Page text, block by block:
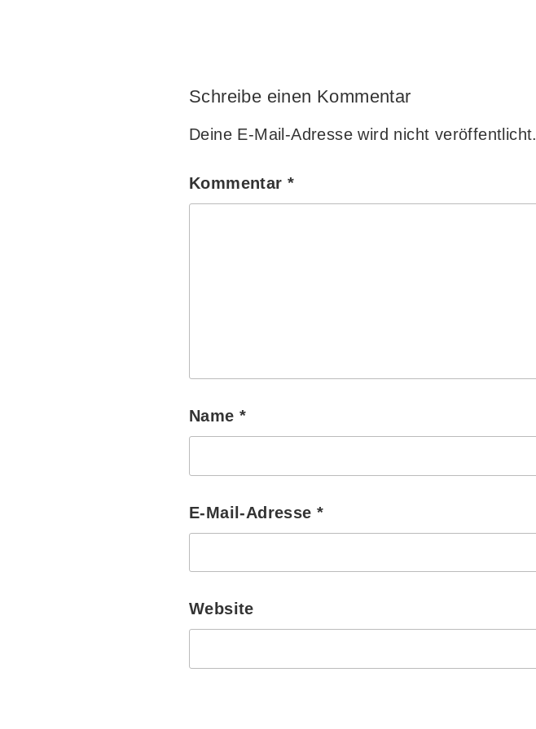
Schreibe einen Kommentar
Deine E-Mail-Adresse wird nicht veröffentlicht.
Kommentar*
Name *
E-Mail-Adresse *
Website